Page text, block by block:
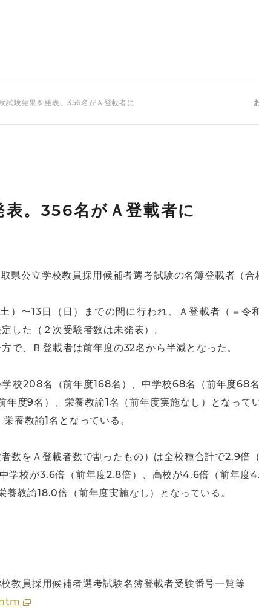
試験結果を発表。356名がＡ登載者に
。356名がＡ登載者に
県公立学校教員採用候補者選考試験の名簿登載者（
）〜13日（日）までの間に行われ、Ａ登載者（＝
した（２次受験者数は未発表）。
で、Ｂ登載者は前年度の32名から半減となった。
校208名（前年度168名）、中学校68名（前年度68
度9名）、栄養教諭1名（前年度実施なし）となって
養教諭1名となっている。
数をＡ登載者数で割ったもの）は全校種合計で2.9倍
学校が3.6倍（前年度2.8倍）、高校が4.6倍（前年度
教諭18.0倍（前年度実施なし）となっている。
教員採用候補者選考試験名簿登載者受験番号一覧等